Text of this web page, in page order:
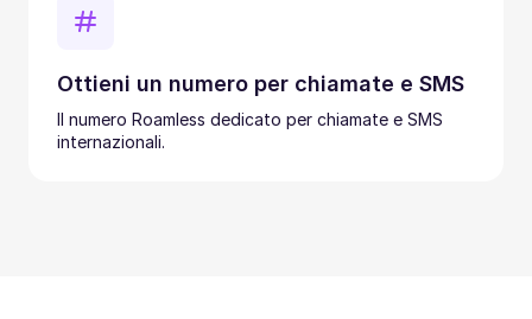
Ottieni un numero per chiamate e SMS
Il numero Roamless dedicato per chiamate e SMS
internazionali.